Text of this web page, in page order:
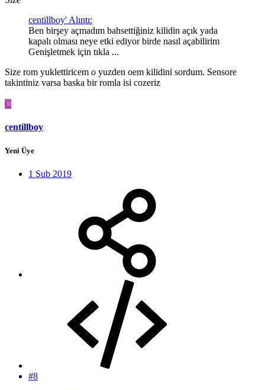
centillboy' Alıntı:
Ben birşey açmadım bahsettiğiniz kilidin açık yada
kapalı olması neye etki ediyor birde nasıl açabilirim
Genişletmek için tıkla ...
Size rom yuklettiricem o yuzden oem kilidini sordum. Sensore
takintiniz varsa baska bir romla isi cozeriz
C
centillboy
Yeni Üye
1 Şub 2019
#8